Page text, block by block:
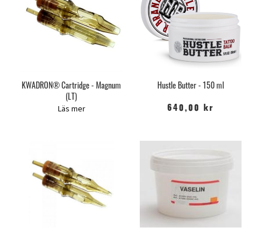
KWADRON® Cartridge - Magnum
(LT)
Läs mer
Hustle Butter - 150 ml
640,00 kr